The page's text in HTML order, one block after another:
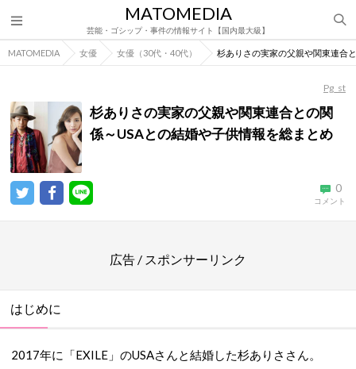
MATOMEDIA
芸能・ゴシップ・事件の情報サイト【国内最大級】
MATOMEDIA 女優 女優（30代・40代） 杉ありさの実家の父親や関東連合
Pg_st
杉ありさの実家の父親や関東連合との関
係～USAとの結婚や子供情報を総まとめ
0
コメント
広告 / スポンサーリンク
はじめに
2017年に「EXILE」のUSAさんと結婚した杉ありささん。